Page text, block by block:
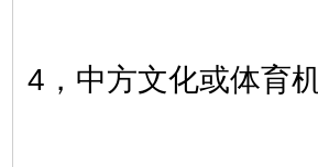
4，中方文化或体育